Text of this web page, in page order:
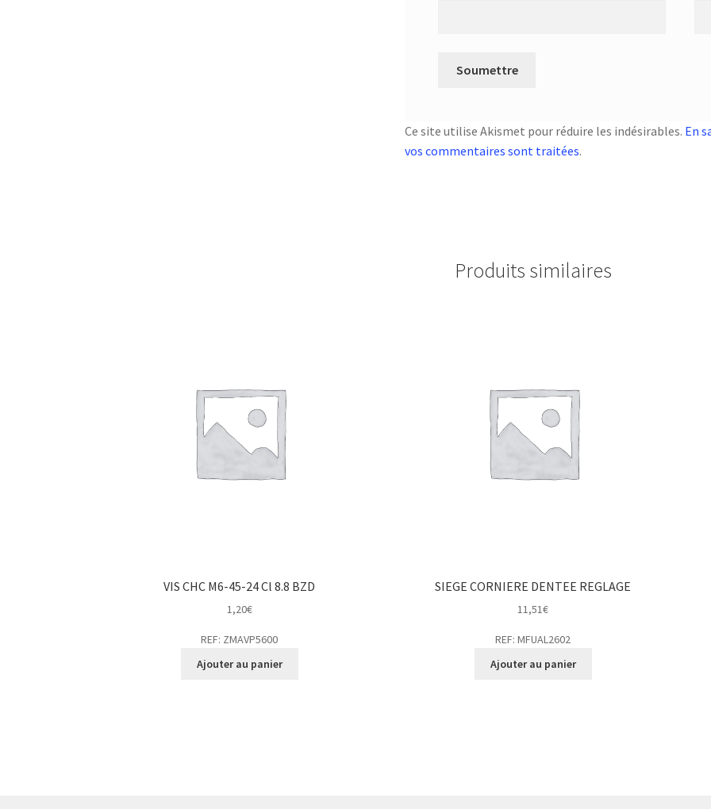
Ce site utilise Akismet pour réduire les indésirables. En
vos commentaires sont traitées.
Produits similaires
VIS CHC M6-45-24 Cl 8.8 BZD
1,20€
REF: ZMAVP5600
Ajouter au panier
SIEGE CORNIERE DENTEE REGLAGE
11,51€
REF: MFUAL2602
Ajouter au panier